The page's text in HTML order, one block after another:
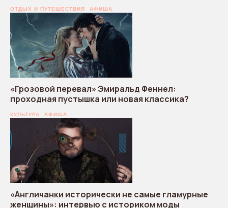
ОТДЫХ И ПУТЕШЕСТВИЯ АФИША
«Грозовой перевал» Эмиральд Феннел:
проходная пустышка или новая классика?
КУЛЬТУРА АФИША
«Англичанки исторически не самые гламурные
женщины»: интервью с историком моды